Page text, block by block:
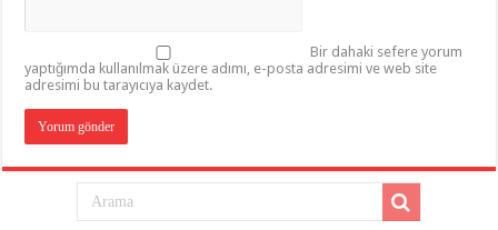
Bir dahaki sefere yorum
yaptığımda kullanılmak üzere adımı, e-posta adresimi ve web site
adresimi bu tarayıcıya kaydet.